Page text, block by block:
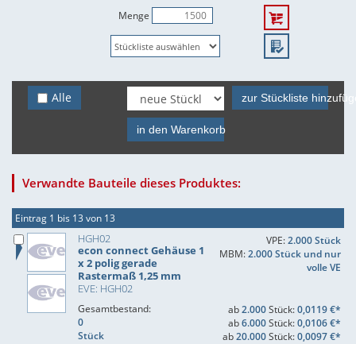
Menge
Alle zur Stückliste
in den Warenkorb
Verwandte Bauteile dieses Produktes:
Eintrag 1 bis 13 von 13
HGH02
econ connect Gehäuse 1
x 2 polig gerade
Rastermaß 1,25 mm
EVE: HGH02
VPE:2.000 Stück
MBM:2.000 Stück und nur
volle VE
Gesamtbestand:
0
Stück
ab2.000Stück:0,0119 €*
ab6.000Stück:0,0106 €*
ab20.000Stück:0,0097 €*